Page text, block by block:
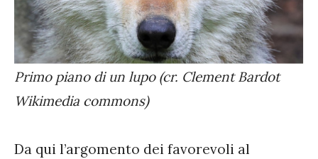
Primo piano di un lupo (cr. Clement Bardot
Wikimedia commons)
Da qui l’argomento dei favorevoli al